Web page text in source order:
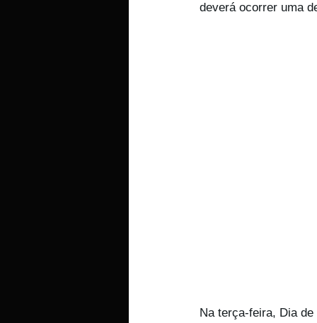
deverá ocorrer uma
Na terça-feira, Dia